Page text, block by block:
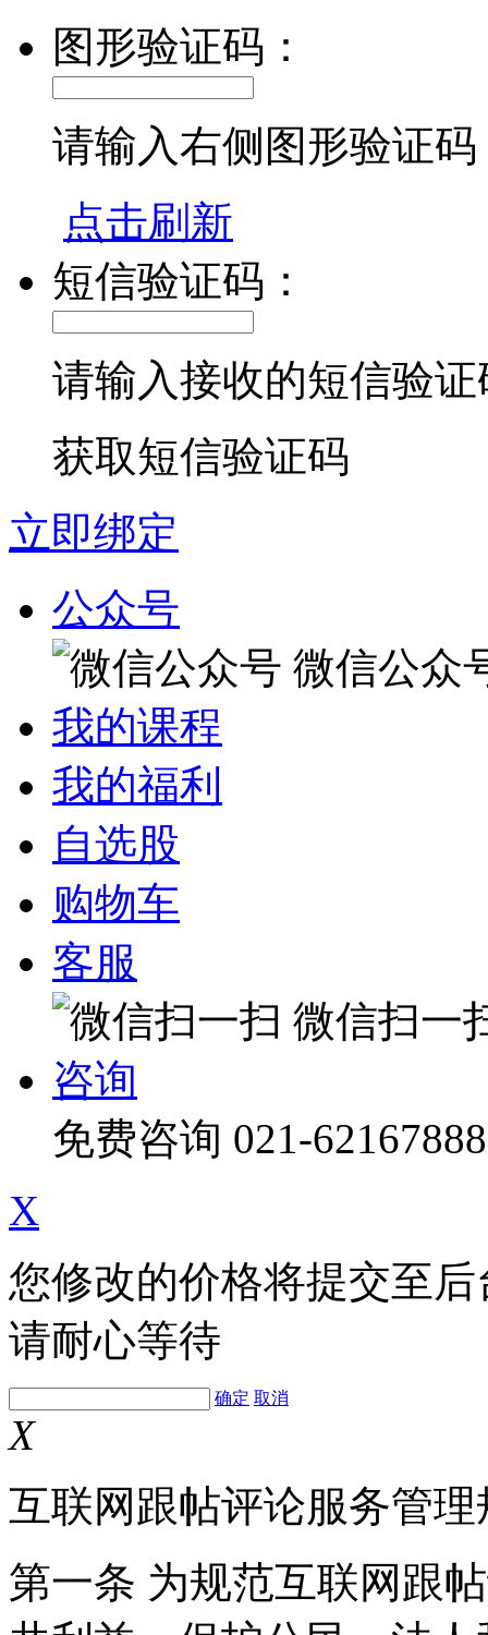
图形验证码：
请输入右侧图形验证码
点击刷新
短信验证码：
请输入接收的短信验证
获取短信验证码
立即绑定
公众号
微信公众
我的课程
我的福利
自选股
购物车
客服
微信扫一
咨询
免费咨询 021-62167888
X
您修改的价格将提交至
请耐心等待
确定 取消
X
互联网跟帖评论服务管理
第一条 为规范互联网跟